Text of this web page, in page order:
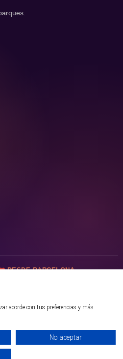
DESDE BARCELONA
acorde con tus preferencias y más
No aceptar